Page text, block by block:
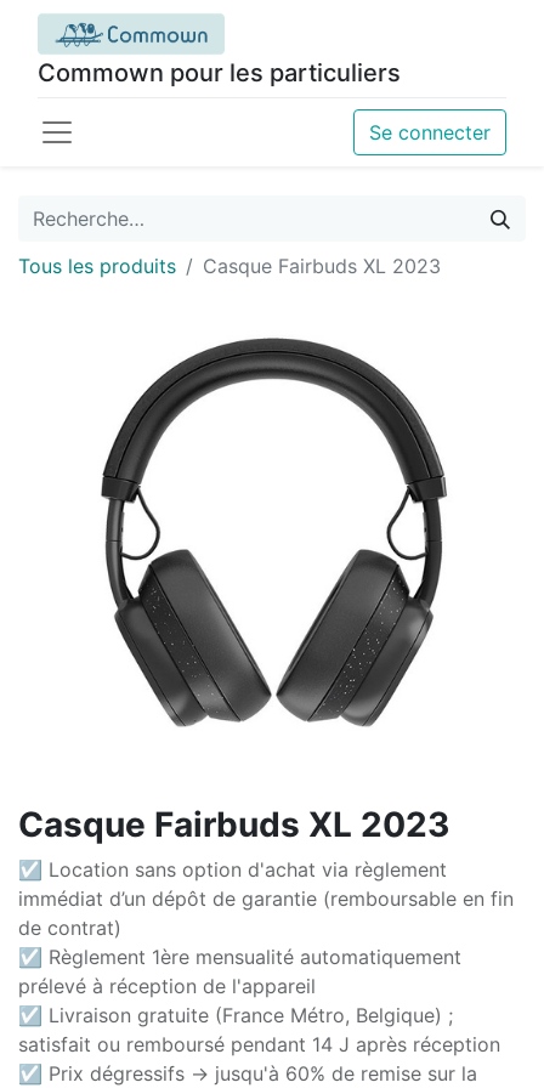
Commown pour les particuliers
Se connecter
Tous les produits Casque Fairbuds XL 2023
Casque Fairbuds XL 2023
☑ Location sans option d'achat via règlement
immédiat d’un dépôt de garantie (remboursable en fin
de contrat)
☑ Règlement 1ère mensualité automatiquement
prélevé à réception de l'appareil
☑ Livraison gratuite (France Métro, Belgique) ;
satisfait ou remboursé pendant 14 J après réception
☑ Prix dégressifs -> jusqu'à 60% de remise sur la